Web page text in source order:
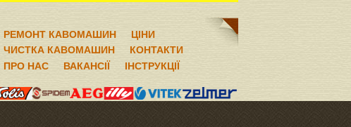
РЕМОНТ КАВОМАШИН
ЦІНИ
ЧИСТКА КАВОМАШИН
КОНТАКТИ
ПРО НАС
ВАКАНСІЇ ІНСТРУКЦІЇ